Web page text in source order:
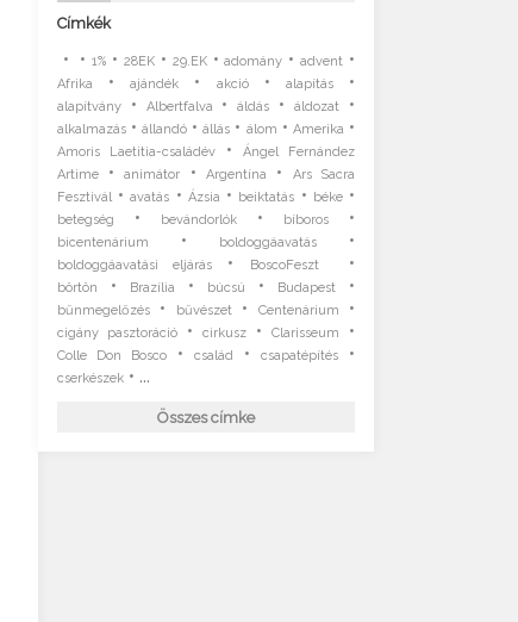
Címkék
• •1% • 28EK • 29.EK•adomány •advent •
Afrika •ajándék • akció• alapítás•
alapítvány• Albertfalva •áldás •áldozat •
alkalmazás•állandó •állás • álom • Amerika •
Amoris Laetitia-családév•
Ángel Fernández
Artime•animátor •Argentína •
Ars Sacra
Fesztivál•avatás • Ázsia • beiktatás • béke•
betegség • bevándorlók• bíboros •
bicentenárium • boldoggáavatás•
boldoggáavatási eljárás • BoscoFeszt •
börtön • Brazília • búcsú • Budapest •
bűnmegelőzés• bűvészet• Centenárium •
cigány pasztoráció• cirkusz•Clarisseum •
Colle Don Bosco• család •csapatépítés •
cserkészek• ...
Összes címke